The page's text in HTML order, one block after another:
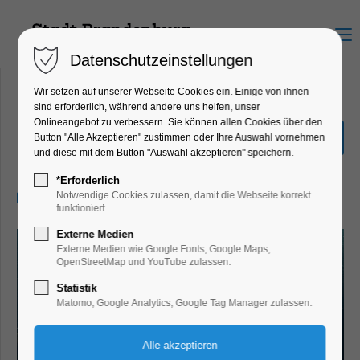
Menu
Das Licht
Kino
20.05.2025, 20:00–22:00
Datenschutzeinstellungen
Wir setzen auf unserer Webseite Cookies ein. Einige von ihnen
sind erforderlich, während andere uns helfen, unser
Onlineangebot zu verbessern. Sie können allen Cookies über den
Button "Alle Akzeptieren" zustimmen oder Ihre Auswahl vornehmen
und diese mit dem Button "Auswahl akzeptieren" speichern.
*Erforderlich
Notwendige Cookies zulassen, damit die Webseite korrekt
funktioniert.
Externe Medien
Externe Medien wie Google Fonts, Google Maps,
OpenStreetMap und YouTube zulassen.
Statistik
Matomo, Google Analytics, Google Tag Manager zulassen.